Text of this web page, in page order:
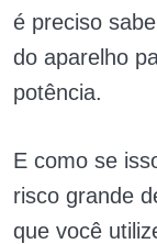
é preciso
do aparelho
potência.
E como se
risco grande
que você